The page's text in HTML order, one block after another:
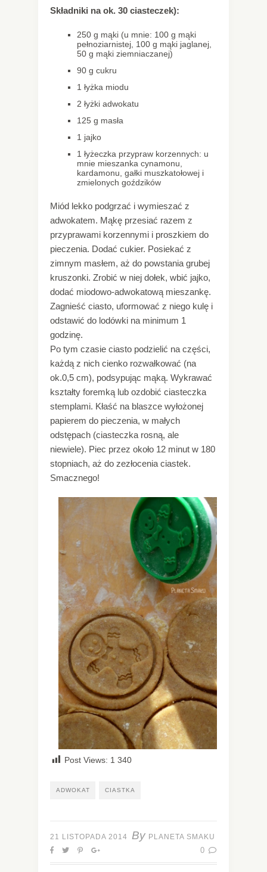
Składniki na ok. 30 ciasteczek):
250 g mąki (u mnie: 100 g mąki
pełnoziarnistej, 100 g mąki jaglanej,
50 g mąki ziemniaczanej)
90 g cukru
1 łyżka miodu
2 łyżki adwokatu
125 g masła
1 jajko
1 łyżeczka przypraw korzennych: u
mnie mieszanka cynamonu,
kardamonu, gałki muszkatołowej i
zmielonych goździków
Miód lekko podgrzać i wymieszać z
adwokatem. Mąkę przesiać razem z
przyprawami korzennymi i proszkiem do
pieczenia. Dodać cukier. Posiekać z
zimnym masłem, aż do powstania grubej
kruszonki. Zrobić w niej dołek, wbić jajko,
dodać miodowo-adwokatową mieszankę.
Zagnieść ciasto, uformować z niego kulę i
odstawić do lodówki na minimum 1
godzinę.
Po tym czasie ciasto podzielić na części,
każdą z nich cienko rozwałkować (na
ok.0,5 cm), podsypując mąką. Wykrawać
kształty foremką lub ozdobić ciasteczka
stemplami. Kłaść na blaszce wyłożonej
papierem do pieczenia, w małych
odstępach (ciasteczka rosną, ale
niewiele). Piec przez około 12 minut w 180
stopniach, aż do zezłocenia ciastek.
Smacznego!
Post Views: 1 340
ADWOKAT CIASTKA
21 LISTOPADA 2014 By PLANETA SMAKU
0